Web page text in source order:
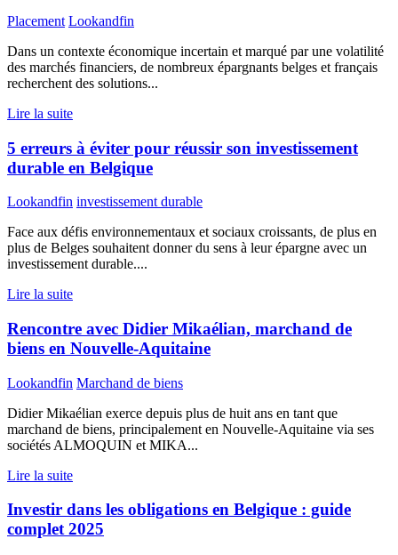
Placement Lookandfin
Dans un contexte économique incertain et marqué par une volatilité
des marchés financiers, de nombreux épargnants belges et français
recherchent des solutions...
Lire la suite
5 erreurs à éviter pour réussir son investissement
durable en Belgique
Lookandfin investissement durable
Face aux défis environnementaux et sociaux croissants, de plus en
plus de Belges souhaitent donner du sens à leur épargne avec un
investissement durable....
Lire la suite
Rencontre avec Didier Mikaélian, marchand de
biens en Nouvelle-Aquitaine
Lookandfin Marchand de biens
Didier Mikaélian exerce depuis plus de huit ans en tant que
marchand de biens, principalement en Nouvelle-Aquitaine via ses
sociétés ALMOQUIN et MIKA...
Lire la suite
Investir dans les obligations en Belgique : guide
complet 2025